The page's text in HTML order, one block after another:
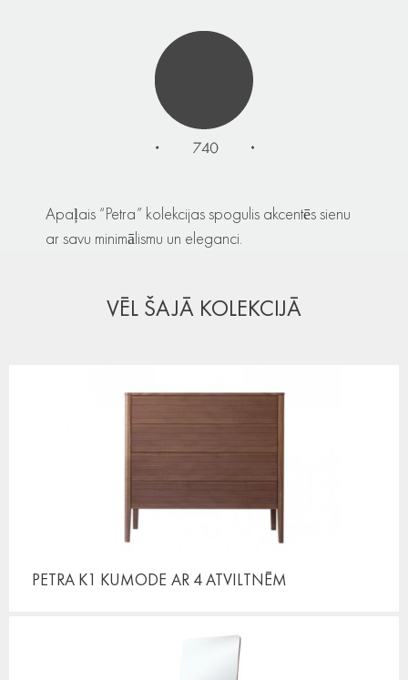
Apaļais “Petra” kolekcijas spogulis akcentēs sienu
ar savu minimālismu un eleganci.
VĒL ŠAJĀ KOLEKCIJĀ
PETRA K1 KUMODE AR 4 ATVILTNĒM